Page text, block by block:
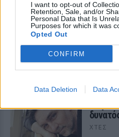
I want to opt-out of
Retention, Sale, and/or
Personal Data that Is
Purposes for which it was
Opted Out
CONFIRM
Data Deletion Data
ΔΕΙΤΕ ΕΠΙΣΗΣ
ΣΤΗΝ ΙΔΙΑ
στην
ΧΤΕΣ